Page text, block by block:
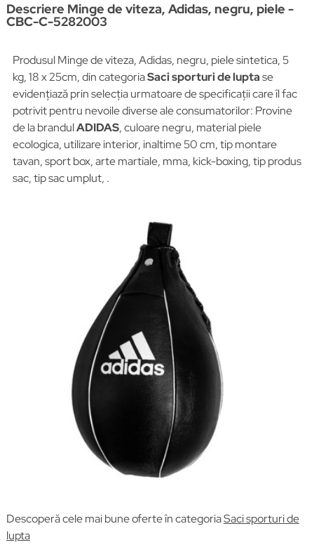
Descriere Minge de viteza, Adidas, negru, piele -
CBC-C-5282003
Produsul Minge de viteza, Adidas, negru, piele sintetica, 5
kg, 18 x 25cm, din categoriaSaci sporturi de luptase
evidențiază prin selecția urmatoare de specificații care îl fac
potrivit pentru nevoile diverse ale consumatorilor: Provine
de la brandulADIDAS, culoare negru, material piele
ecologica, utilizare interior, inaltime 50 cm, tip montare
tavan, sport box, arte martiale, mma, kick-boxing, tip produs
sac, tip sac umplut, .
Descoperă cele mai bune oferte în categoriaSaci sporturi de
lupta